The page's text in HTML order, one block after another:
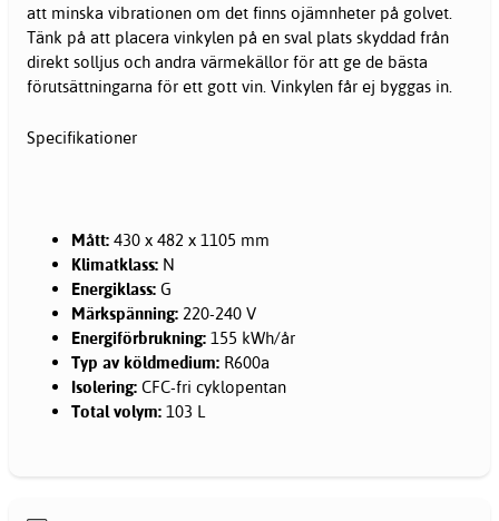
att minska vibrationen om det finns ojämnheter på golvet.
Tänk på att placera vinkylen på en sval plats skyddad från
direkt solljus och andra värmekällor för att ge de bästa
förutsättningarna för ett gott vin. Vinkylen får ej byggas in.
Specifikationer
Mått: 430 x 482 x 1105 mm
Klimatklass: N
Energiklass: G
Märkspänning: 220-240 V
Energiförbrukning: 155 kWh/år
Typ av köldmedium: R600a
Isolering: CFC-fri cyklopentan
Total volym: 103 L